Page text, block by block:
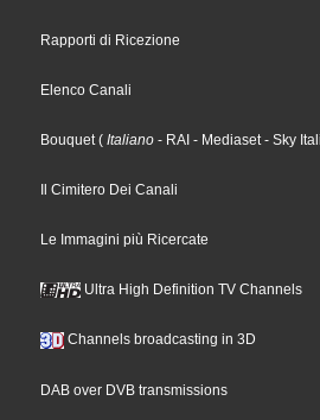
Rapporti di Ricezione
Elenco Canali
Bouquet ( Italiano - RAI - Mediaset - Sky
Il Cimitero Dei Canali
Le Immagini più Ricercate
Ultra High Definition TV Channels
Channels broadcasting in 3D
DAB over DVB transmissions